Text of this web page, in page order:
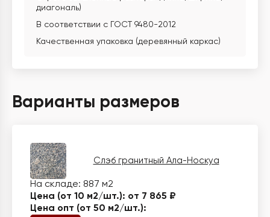
диагональ)
В соответствии с ГОСТ 9480-2012
Качественная упаковка (деревянный каркас)
Варианты размеров
Слэб гранитный Ала-Носкуа
887 м2
от 7 865 ₽